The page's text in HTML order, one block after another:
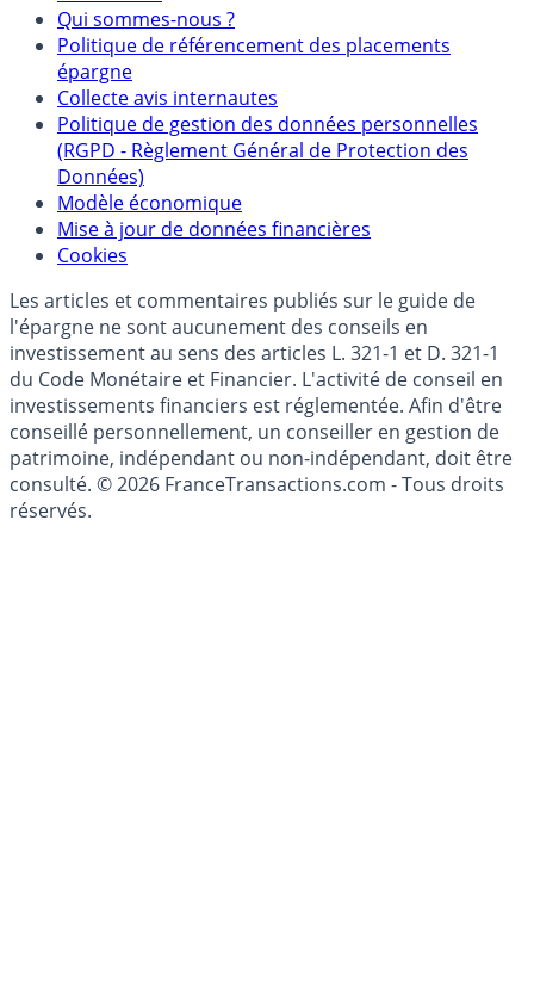
Mentions légales et Conditions d’utilisation
Partenaires
Qui sommes-nous ?
Politique de référencement des placements
épargne
Collecte avis internautes
Politique de gestion des données personnelles
(RGPD - Règlement Général de Protection des
Données)
Modèle économique
Cookies
Les articles et commentaires publiés sur le guide de
l'épargne ne sont aucunement des conseils en
investissement au sens des articles L. 321-1 et D. 321-1
du Code Monétaire et Financier. L'activité de conseil en
investissements financiers est réglementée. Afin d'être
conseillé personnellement, un conseiller en gestion de
patrimoine, indépendant ou non-indépendant, doit être